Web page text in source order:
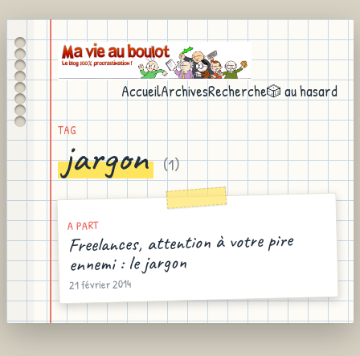
AccueilArchivesRecherche🎲 au hasard
TAG
jargon (1)
A PART
Freelances, attention à votre pire
ennemi : le jargon
21 février 2014